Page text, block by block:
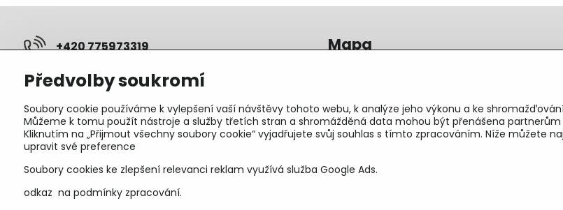
+420 775973319
pepunakup​@gmail​.com
Objednávky
Stav objednávky
Mapa
Předvolby soukromí
Soubory cookie používáme k vylepšení vaší návštěvy tohoto webu, k analýze jeho výkonu a ke
Můžeme k tomu použít nástroje a služby třetích stran a shromážděná data mohou být přenášena partnerům
Kliknutím na „Přijmout všechny soubory cookie“ vyjadřujete svůj souhlas s tímto zpracováním. Níže můžete
upravit své preference
Soubory cookies ke zlepšení relevanci reklam využívá služba Google Ads.
odkaz na podmínky zpracování.